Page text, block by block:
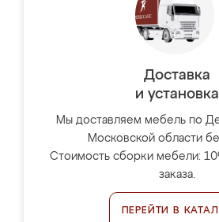
Доставка
и установка
Мы доставляем мебель по
Московской области
Стоимость сборки мебели:
заказа.
ПЕРЕЙТИ В